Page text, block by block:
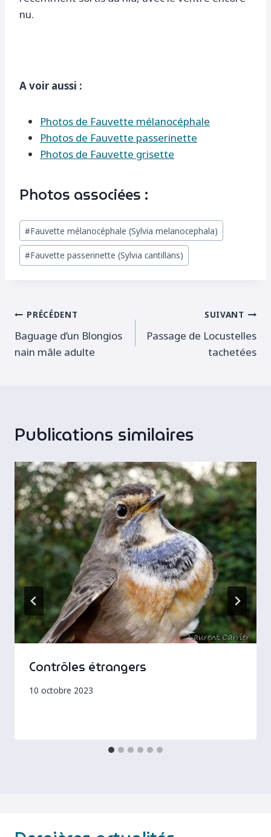
nu.
A voir aussi :
Photos de Fauvette mélanocéphale
Photos de Fauvette passerinette
Photos de Fauvette grisette
Photos associées :
Étiquettes
de
la
#Fauvette mélanocéphale (Sylvia melanocephala)
#Fauvette passerinette (Sylvia cantillans)
Navigation
de
PRÉCÉDENT
Baguage d’un Blongios
nain mâle adulte
SUIVANT
Passage de Locustelles
tachetées
Publications similaires
Contrôles étrangers
10 octobre 2023